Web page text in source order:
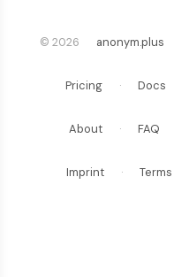
© 2026 anonym.plus
Pricing · Docs
About · FAQ
Imprint · Terms